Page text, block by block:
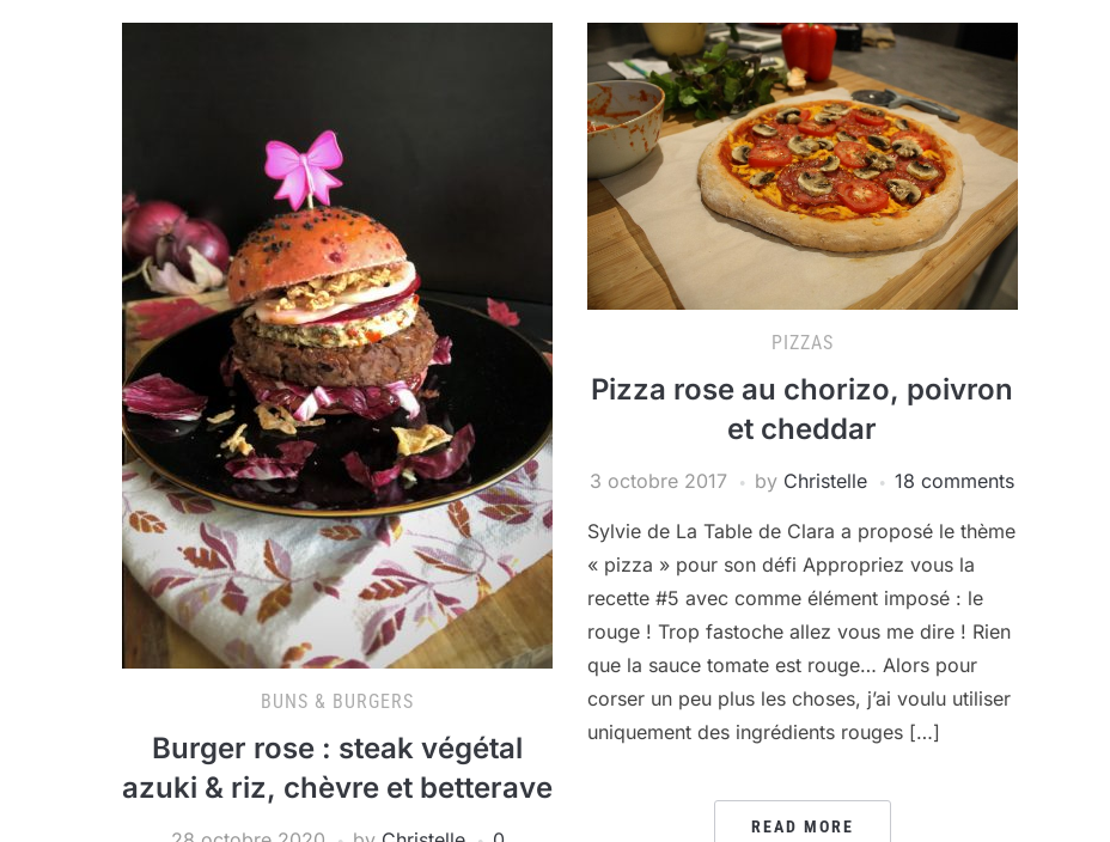
BUNS & BURGERS
Burger rose : steak végétal
azuki & riz, chèvre et betterave
PIZZAS
Pizza rose au chorizo, poivron
et cheddar
3 octobre 2017 by Christelle 18 comments
Sylvie de La Table de Clara a proposé le thème
« pizza » pour son défi Appropriez vous la
recette #5 avec comme élément imposé : le
rouge ! Trop fastoche allez vous me dire ! Rien
que la sauce tomate est rouge… Alors pour
corser un peu plus les choses, j’ai voulu utiliser
uniquement des ingrédients rouges […]
READ MORE